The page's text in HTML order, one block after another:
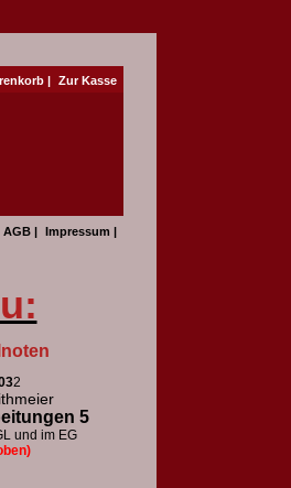
| Zur Kasse
AGB | Impressum |
2
5
und im EG